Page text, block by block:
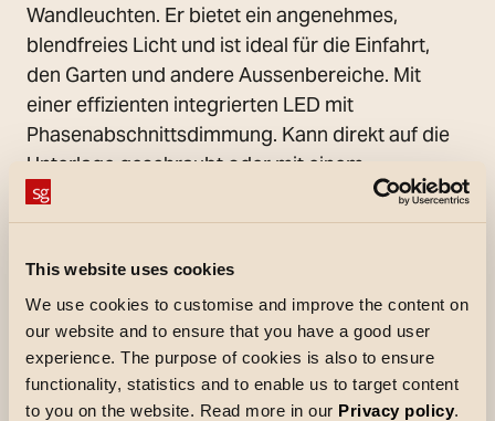
This website uses cookies
We use cookies to customise and improve the content on
our website and to ensure that you have a good user
experience. The purpose of cookies is also to ensure
functionality, statistics and to enable us to target content
to you on the website. Read more in our Privacy policy.
Wandleuchten. Er bietet ein angenehmes,
blendfreies Licht und ist ideal für die Einfahrt,
den Garten und andere Aussenbereiche. Mit
einer effizienten integrierten LED mit
Phasenabschnittsdimmung. Kann direkt auf die
Unterlage geschraubt oder mit einem
Befestigungsset (separat erhältlich) montiert
werden. Der Poller verfügt über einen
der Pfosten von oben korrigieren lässt. Der
Fagernes Poller ist auch in einer Version mit
Steckdose erhältlich – sehr praktisch für alle
Dinge, die Strom im Garten benötigen. Ist
zusätzlich mit Tageslicht- und Bewegungssensor